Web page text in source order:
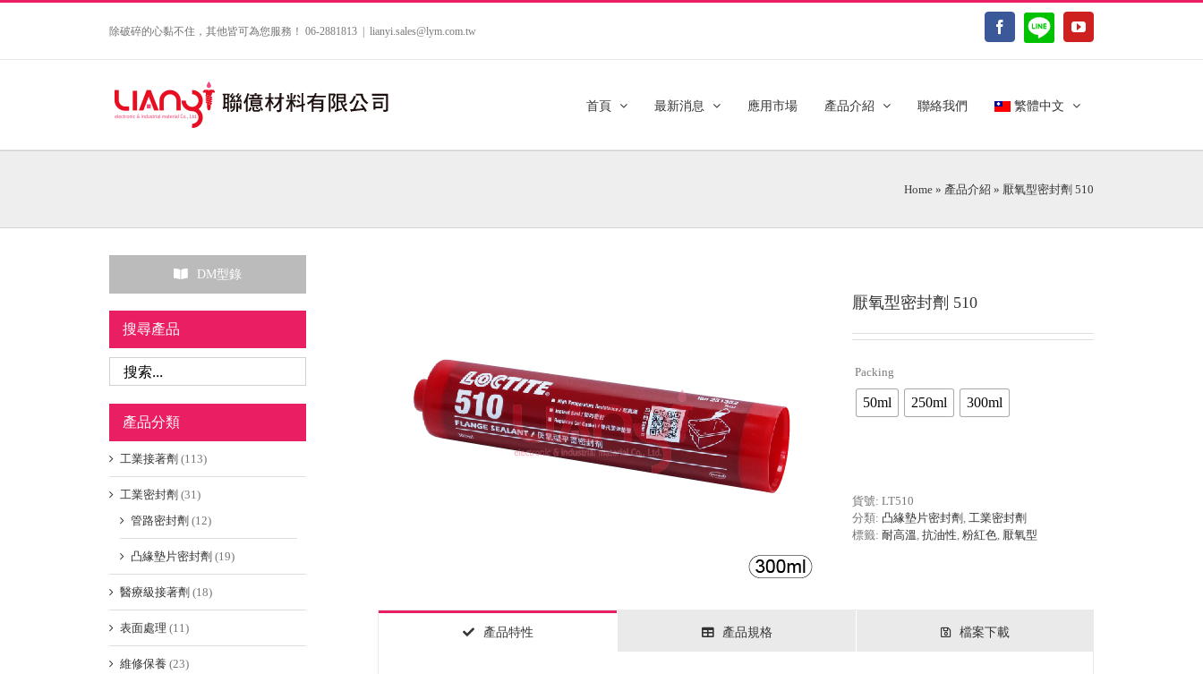
除破碎的心黏不住，其他皆可為您服務！ 06-2881813 | lianyi.sales@lym.com.tw Facebook
LINE@ YouTube
首頁 最新消息 應用市場 產品介紹 聯絡我們 繁體中文
Home » 產品介紹 » 厭氧型密封劑 510
厭氧型密封劑 510
Packing
50ml 250ml 300ml
貨號: LT510
分類: 凸緣墊片密封劑 , 工業密封劑
標籤: 耐高溫, 抗油性, 粉紅色, 厭氧型
產品特性 產品規格 檔案下載
DM型錄
搜尋產品
產品分類
工業接著劑 (113)
工業密封劑 (31)
管路密封劑 (12)
凸緣墊片密封劑 (19)
醫療級接著劑 (18)
表面處理 (11)
維修保養 (23)